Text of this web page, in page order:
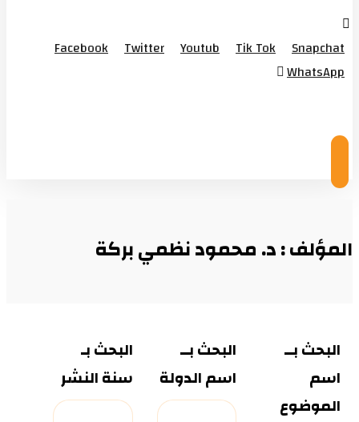
Facebook Twitter Youtub Tik Tok
Snapchat
WhatsApp
المؤلف : د. محمود نظمي بركة
البحث بــ
اسم
الموضوع
البحث بــ
اسم الدولة
البحث بـ
سنة النشر